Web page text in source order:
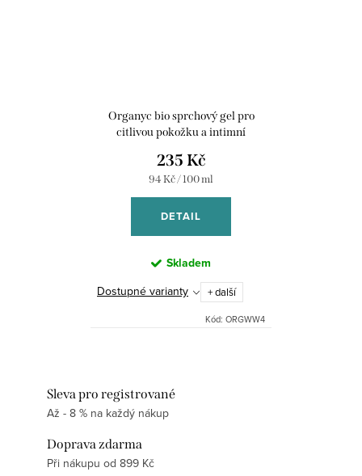
Organyc bio sprchový gel pro
citlivou pokožku a intimní
235 Kč
Měrná
cena:
94 Kč / 100 ml
DETAIL
Skladem
Dostupné varianty + další
Kód: ORGWW4
Sleva pro registrované
Až - 8 % na každý nákup
Doprava zdarma
Při nákupu od 899 Kč